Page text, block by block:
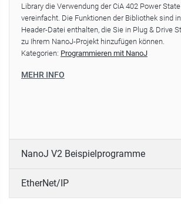
Library die Verwendung der CiA 402 Power
vereinfacht. Die Funktionen der Bibliothek sind
Header-Datei enthalten, die Sie in Plug & Drive
zu Ihrem NanoJ-Projekt hinzufügen können.
Kategorien: Programmieren mit NanoJ
MEHR INFO
NanoJ V2 Beispielprogramme
EtherNet/IP